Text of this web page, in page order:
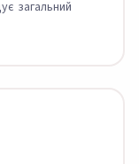
загальний